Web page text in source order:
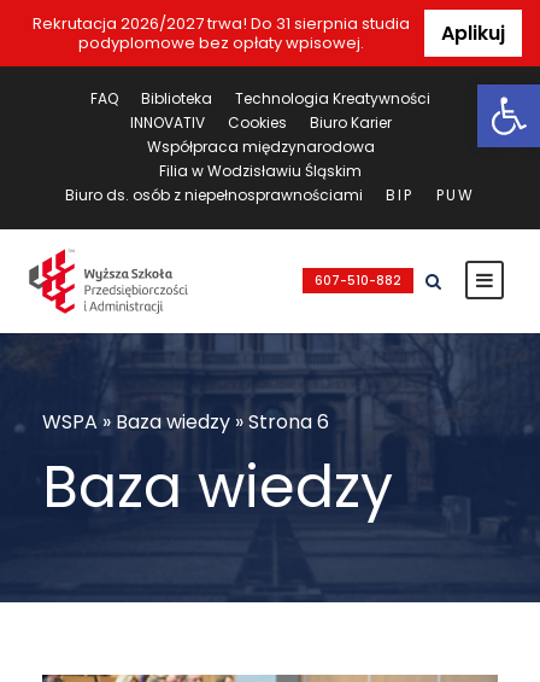
Rekrutacja 2026/2027 trwa! Do 31 sierpnia studia
podyplomowe bez opłaty wpisowej.
Aplikuj
FAQ Biblioteka
Technologia Kreatywności
INNOVATIV
Cookies
Biuro Karier
Współpraca międzynarodowa
Filia w Wodzisławiu Śląskim
Biuro ds. osób z niepełnosprawnościami
BIP PUW
607-510-882
WSPA » Baza wiedzy »Strona 6
Baza wiedzy